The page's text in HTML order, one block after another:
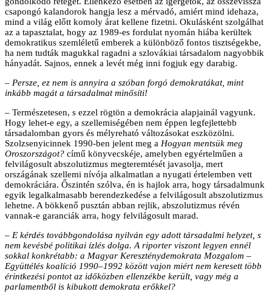
csapongó kalandorok hangja lesz a mérvadó, amiért mind idehaza,
mind a világ előtt komoly árat kellene fizetni. Okulásként szolgálhat
az a tapasztalat, hogy az 1989-es fordulat nyomán hiába kerültek
demokratikus szemléletű emberek a különböző fontos tisztségekbe,
ha nem tudták magukkal ragadni a szlovákiai társadalom nagyobbik
hányadát. Sajnos, ennek a levét még inni fogjuk egy darabig.
– Persze, ez nem is annyira a szóban forgó demokratákat, mint
inkább magát a társadalmat minősíti!
– Természetesen, s ezzel rögtön a demokrácia alapjainál vagyunk.
Hogy lehet-e egy, a szellemiségében nem éppen legfejlettebb
társadalomban gyors és mélyreható változásokat eszközölni.
Szolzsenyicinnek 1990-ben jelent meg a Hogyan mentsük meg
Oroszországot? című könyvecskéje, amelyben egyértelműen a
felvilágosult abszolutizmus megteremtését javasolja, mert
országának szellemi nívója alkalmatlan a nyugati értelemben vett
demokráciára. Őszintén szólva, én is hajlok arra, hogy társadalmunk
egyik legalkalmasabb berendezkedése a felvilágosult abszolutizmus
lehetne. A bökkenő pusztán abban rejlik, abszolutizmus révén
vannak-e garanciák arra, hogy felvilágosult marad.
– E kérdés továbbgondolása nyilván egy adott társadalmi helyzet, s
nem kevésbé politikai ízlés dolga. A riporter viszont legyen ennél
sokkal konkrétabb: a Magyar Kereszténydemokrata Mozgalom –
Együttélés koalíció 1990–1992 között vajon miért nem keresett több
érintkezési pontot az időközben ellenzékbe került, vagy még a
parlamentből is kibukott demokrata erőkkel?